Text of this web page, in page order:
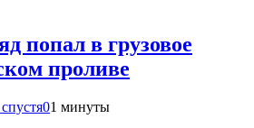
попал в грузовое
проливе
01 минуты